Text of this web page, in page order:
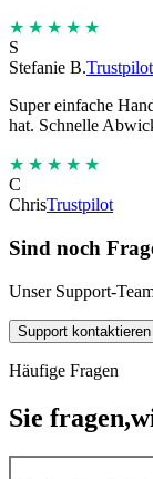
★★★★★
S
Stefanie B.Trustpilot
Super einfache
hat. Schnelle
★★★★★
C
ChrisTrustpilot
Sind noch
Unser Support-
Support kontaktieren
Häufige Fragen
Sie fragen,